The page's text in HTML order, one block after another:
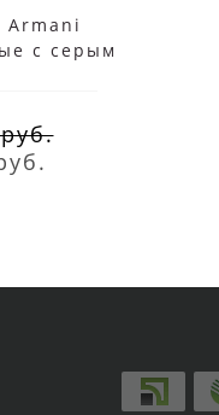
Armani
с серым